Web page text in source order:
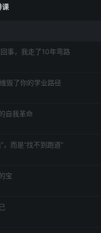
课
事，我走了10年弯路
毁了你的学业路径
自我革命
，而是“找不到跑道”
宝